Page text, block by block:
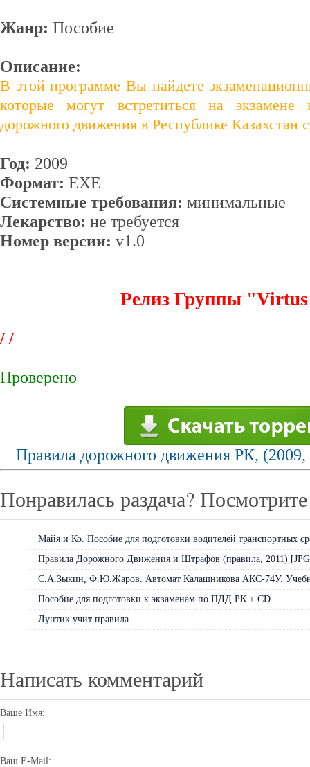
Жанр: Пособие
Описание:
В этой программе Вы найдете
которые могут встретиться на
дорожного движения в Республике Казахстан
Год: 2009
Формат: EXE
Системные требования: минимальные
Лекарство: не требуется
Номер версии: v1.0
Релиз Группы
/ /
Проверено
Правила дорожного движения РК,
Понравилась раздача?
Майя и Ко. Пособие для подготовки водителей транспортных
Правила Дорожного Движения и Штрафов (правила, 2011)
С.А.Зыкин, Ф.Ю.Жаров. Автомат Калашникова АКС-74У.
Пособие для подготовки к экзаменам по ПДД РК + CD
Лунтик учит правила
Написать комментарий
Ваше Имя:
Ваш E-Mail: